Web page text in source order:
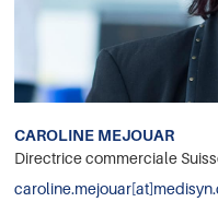
CAROLINE MEJOUAR
Directrice commerciale